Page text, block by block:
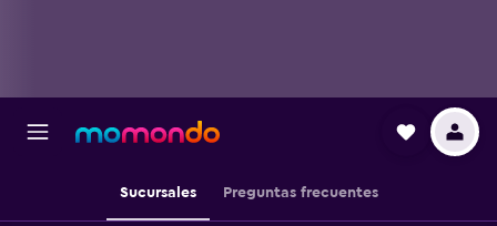
Sucursales Preguntas frecuentes